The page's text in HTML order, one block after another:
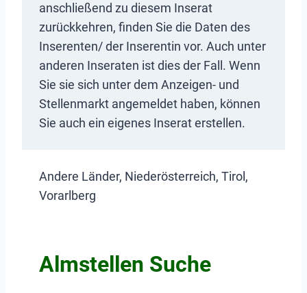
anschließend zu diesem Inserat
zurückkehren, finden Sie die Daten des
Inserenten/ der Inserentin vor. Auch unter
anderen Inseraten ist dies der Fall. Wenn
Sie sie sich unter dem Anzeigen- und
Stellenmarkt angemeldet haben, können
Sie auch ein eigenes Inserat erstellen.
Andere Länder, Niederösterreich, Tirol,
Vorarlberg
Almstellen Suche